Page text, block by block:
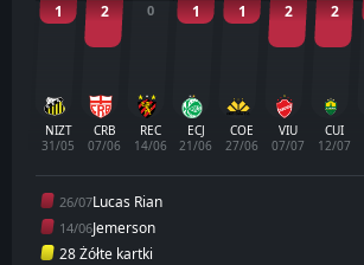
1
NIZT
31/05
2
CRB
07/06
0
REC
14/06
1
ECJ
21/06
1
COE
27/06
2
VIU
07/07
2
CUI
12/07
26/07Lucas Rian
14/06Jemerson
28 Żółte kartki